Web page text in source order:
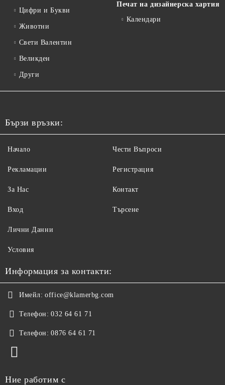
Цифри и Букви
Животни
Свети Валентин
Великден
Други
Печат на дизайнерска хартия
Календари
Бързи връзки:
Начало
Рекламации
За Нас
Вход
Чести Въпроси
Регистрация
Контакт
Търсене
Лични Данни
Условия
Информация за контакти:
Имейл: office@klamerbg.com
Телефон: 032 64 61 71
Телефон: 0876 64 61 71
Ние работим с